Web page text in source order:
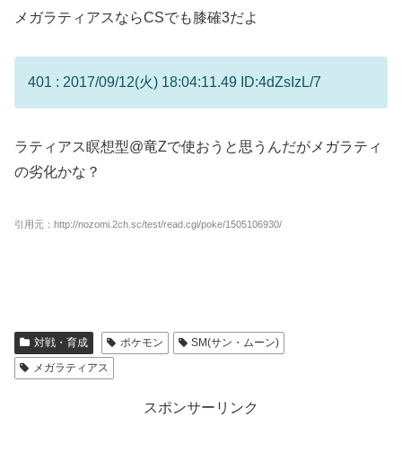
メガラティアスならCSでも膝確3だよ
401 : 2017/09/12(火) 18:04:11.49 ID:4dZsIzL/7
ラティアス瞑想型@竜Zで使おうと思うんだがメガラティ
の劣化かな？
引用元：http://nozomi.2ch.sc/test/read.cgi/poke/1505106930/
対戦・育成 ポケモン
SM(サン・ムーン)
メガラティアス
スポンサーリンク